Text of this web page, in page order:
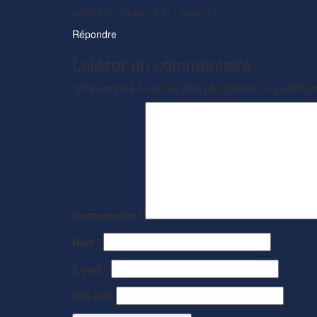
Allez les « Jaune et N…Bleus » !
Répondre
Laisser un commentaire
Votre adresse e-mail ne sera pas publiée. Les
Commentaire *
Nom *
E-mail *
Site web